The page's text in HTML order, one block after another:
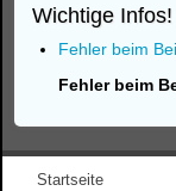
Wichtige Infos!
Fehler beim
Fehler beim
Startseite